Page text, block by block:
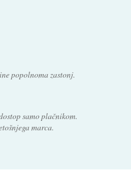
popolnoma zastonj.
samo plačnikom.
marca.